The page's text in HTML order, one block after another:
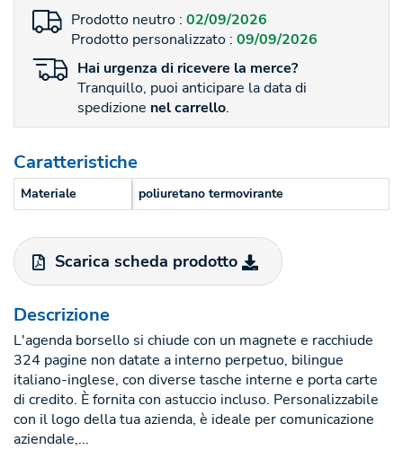
Prodotto neutro : 02/09/2026
Prodotto personalizzato : 09/09/2026
Hai urgenza di ricevere la merce?
Tranquillo, puoi anticipare la data di
spedizione nel carrello.
Caratteristiche
Materiale poliuretano termovirante
Scarica scheda prodotto
Descrizione
L'agenda borsello si chiude con un magnete e racchiude
324 pagine non datate a interno perpetuo, bilingue
italiano-inglese, con diverse tasche interne e porta carte
di credito. È fornita con astuccio incluso. Personalizzabile
con il logo della tua azienda, è ideale per comunicazione
aziendale,...